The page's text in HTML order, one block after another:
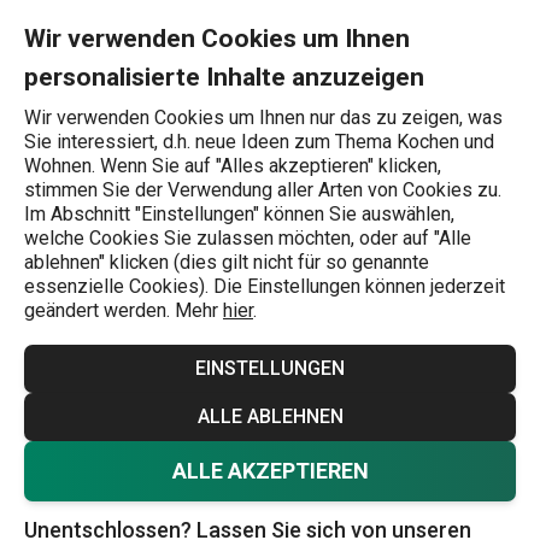
Wir verwenden Cookies um Ihnen
personalisierte Inhalte anzuzeigen
Wir verwenden Cookies um Ihnen nur das zu zeigen, was
Sie interessiert, d.h. neue Ideen zum Thema Kochen und
Wohnen. Wenn Sie auf "Alles akzeptieren" klicken,
stimmen Sie der Verwendung aller Arten von Cookies zu.
Im Abschnitt "Einstellungen" können Sie auswählen,
welche Cookies Sie zulassen möchten, oder auf "Alle
ablehnen" klicken (dies gilt nicht für so genannte
essenzielle Cookies). Die Einstellungen können jederzeit
geändert werden. Mehr hier.
EINSTELLUNGEN
ALLE ABLEHNEN
ALLE AKZEPTIEREN
Wonach suchen Sie?
Scheren
Kräuterscheren
Sind Sie ein begeisterter Gärtner oder bauen Sie Kräuter in
der Wohnung vor Ihrem Fenster an? In jedem Fall brauchen
Sie nur ein paar Sekunden, um sich von der
Essenszubereitung zu entfernen, einen Kräuterzweig zu
schneiden und schon können Sie sich wieder dem Kochen
widmen. Für das schnelle Schneiden von frischen Kräutern
haben wir die PRESTO- und COSMO-Scheren - einzeln
und mit Schale - im Angebot. Neben den Kräuterscheren
haben wir auchHaushaltsscheren , sowohl für den
Unentschlossen? Lassen Sie sich von unseren